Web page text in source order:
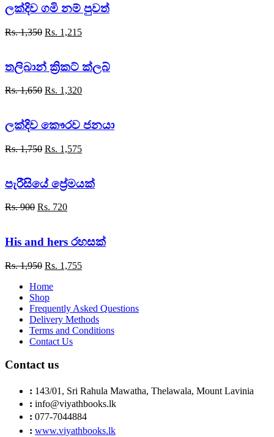
Rs. 1,250. Rs. 1,000.
ලක්දිව ගමි නම් පුවත්
Rs.1,350 Original
Rs. 1,350.
Rs. 1,215Current
Rs. 1,215.
තලිබාන් ක්‍රිකට් ක්ලබ්
Rs.1,650 Original
Rs. 1,650.
Rs. 1,320Current
Rs. 1,320.
ලක්දිව කෞරව ජනයා
Rs.1,750 Original
Rs. 1,750.
Rs. 1,575Current
Rs. 1,575.
පැරීසියේ ප්‍රේමයක්
Rs.900 Original
Rs. 900.
Rs. 720Current
Rs. 720.
His and hers රහසක්
Rs.1,950 Original
was:
Rs. 1,950.
Rs. 1,755Current
Home
Shop
Frequently Asked Questions
Delivery Methods
Terms and Conditions
Contact Us
Contact us
: 143/01, Sri Rahula Mawatha, Thelawala, Mount Lavinia
: info@viyathbooks.lk
: 077-7044884
: www.viyathbooks.lk